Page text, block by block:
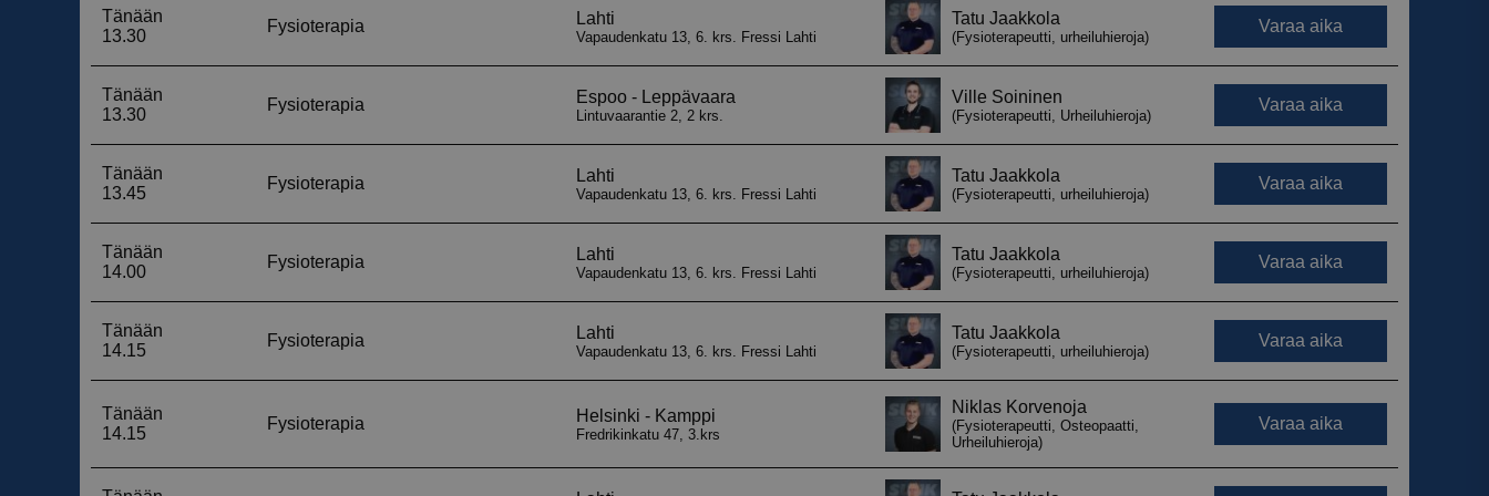
heidän mieltymyksiään
kunnioitetaan tulevissa
istunnoissa.
Cloudflare Inc.
.hubspot.com
Tätä evästettä käytetään
erottamaan ihmiset ja botit. Tämä
on hyödyllistä verkkosivustolle,
jotta voidaan tehdä päteviä
raportteja verkkosivuston
käytöstä.
Cloudflare Inc.
29 minuuttia
Tätä evästettä käytetään
erottamaan ihmiset ja botit. Tämä
on hyödyllistä verkkosivustolle,
jotta voidaan tehdä päteviä
raportteja verkkosivuston
käytöstä.
__cf_bm
Cloudflare Inc.
.hs-scripts.com
29 minuuttia
Tätä evästettä käytetään
erottamaan ihmiset ja botit. Tämä
on hyödyllistä verkkosivustolle,
jotta voidaan tehdä päteviä
raportteja verkkosivuston
käytöstä.
Cloudflare Inc.
.hs-banner.com
Tätä evästettä käytetään
erottamaan ihmiset ja botit. Tämä
on hyödyllistä verkkosivustolle,
jotta voidaan tehdä päteviä
raportteja verkkosivuston
käytöstä.